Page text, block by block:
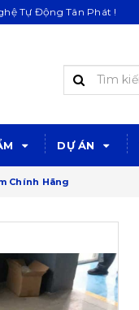
Tự Động Tân Phát !
DỰ ÁN
Chính Hãng